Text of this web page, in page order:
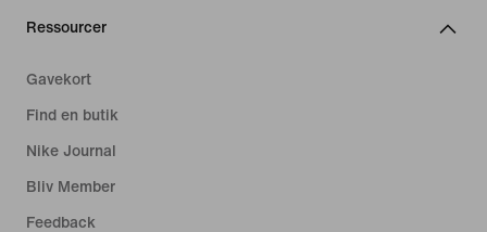
Ressourcer
Gavekort
Find en butik
Nike Journal
Bliv Member
Feedback